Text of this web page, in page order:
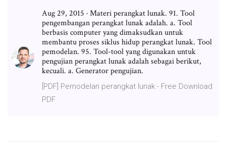
Aug 29, 2015 · Materi perangkat lunak. 91. Tool
pengembangan perangkat lunak adalah. a. Tool
berbasis computer yang dimaksudkan untuk
membantu proses siklus hidup perangkat lunak. Tool
pemodelan. 95. Tool-tool yang digunakan untuk
pengujian perangkat lunak adalah sebagai berikut,
kecuali. a. Generator pengujian.
[PDF] Pemodelan perangkat lunak - Free Download
PDF